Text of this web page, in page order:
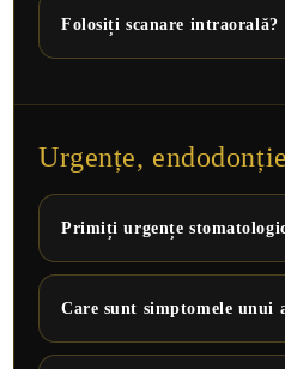
Folosiți scanare intraorală?
Urgențe,
Primiți urgențe
Care sunt simptomele unui